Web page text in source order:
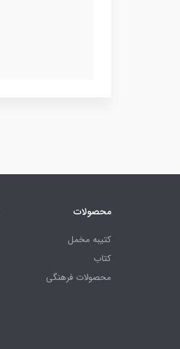
محصولات
کتیبه مخمل
کتاب
محصولات فرهنگی